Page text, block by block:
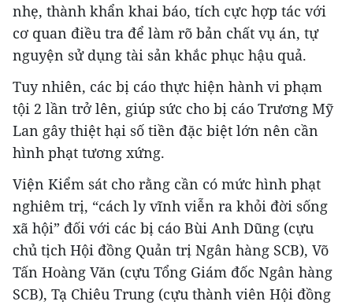
nhẹ, thành khẩn khai báo, tích cực hợp tác với
cơ quan điều tra để làm rõ bản chất vụ án, tự
nguyện sử dụng tài sản khắc phục hậu quả.
Tuy nhiên, các bị cáo thực hiện hành vi phạm
tội 2 lần trở lên, giúp sức cho bị cáo Trương Mỹ
Lan gây thiệt hại số tiền đặc biệt lớn nên cần
hình phạt tương xứng.
Viện Kiểm sát cho rằng cần có mức hình phạt
nghiêm trị, “cách ly vĩnh viễn ra khỏi đời sống
xã hội” đối với các bị cáo Bùi Anh Dũng (cựu
chủ tịch Hội đồng Quản trị Ngân hàng SCB), Võ
Tấn Hoàng Văn (cựu Tổng Giám đốc Ngân hàng
SCB), Tạ Chiêu Trung (cựu thành viên Hội đồng